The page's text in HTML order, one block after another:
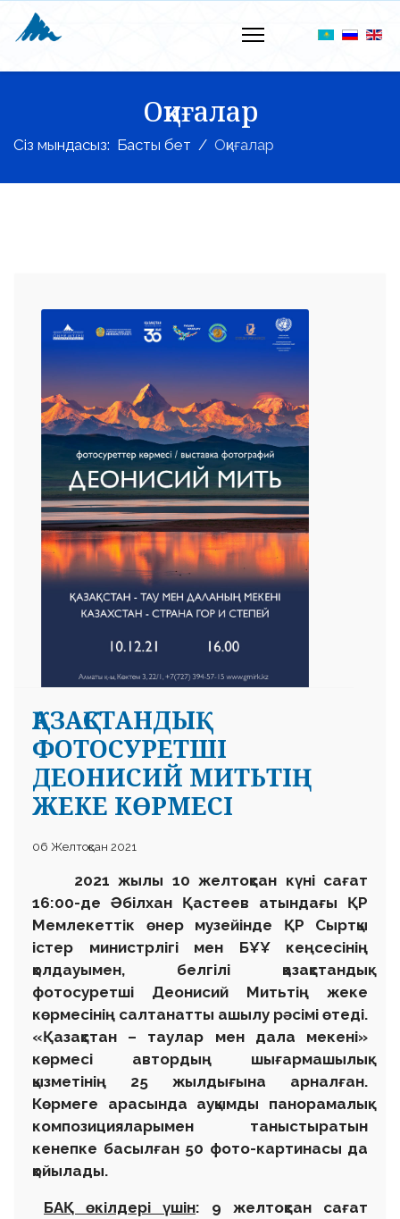
Оқиғалар
Сіз мындасыз: Басты бет Оқиғалар
ҚАЗАҚСТАНДЫҚ
ФОТОСУРЕТШІ
ДЕОНИСИЙ МИТЬТІҢ
ЖЕКЕ КӨРМЕСІ
06 Желтоқсан 2021
2021 жылы 10 желтоқсан күні сағат
16:00-де Әбілхан Қастеев атындағы ҚР
Мемлекеттік өнер музейінде ҚР Сыртқы
істер министрлігі мен БҰҰ кеңсесінің
қолдауымен, белгілі қазақстандық
фотосуретші Деонисий Митьтің жеке
көрмесінің салтанатты ашылу рәсімі өтеді.
«Қазақстан – таулар мен дала мекені»
көрмесі автордың шығармашылық
қызметінің 25 жылдығына арналған.
Көрмеге арасында ауқымды панорамалық
композицияларымен таныстыратын
кенепке басылған 50 фото-картинасы да
қойылады.
БАҚ өкілдері үшін: 9 желтоқсан сағат